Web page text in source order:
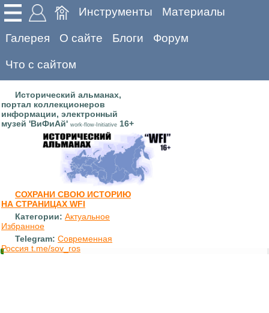
Инструменты Материалы
Галерея О сайте Блоги Форум
Что с сайтом
Исторический альманах,
портал коллекционеров
информации, электронный
музей 'ВиФиАй' work-flow-Initiative 16+
СОХРАНИ СВОЮ ИСТОРИЮ
НА СТРАНИЦАХ WFI
Категории: Актуальное
Избранное
Telegram: Современная
Россия t.me/sov_ros